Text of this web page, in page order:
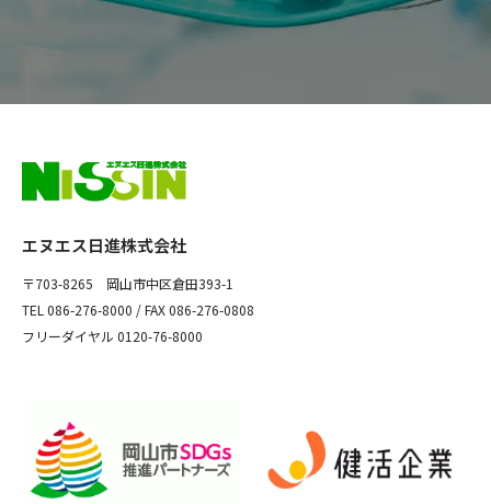
エヌエス日進株式会社
〒703-8265 岡山市中区倉田393-1
TEL 086-276-8000 / FAX 086-276-0808
フリーダイヤル 0120-76-8000